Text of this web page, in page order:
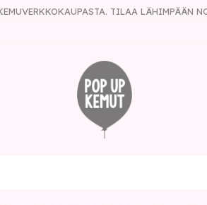
TILAA LÄHIMPÄÄN